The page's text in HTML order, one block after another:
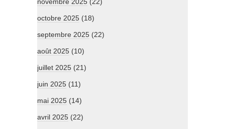
novembre 2025 (22)
octobre 2025 (18)
septembre 2025 (22)
août 2025 (10)
juillet 2025 (21)
juin 2025 (11)
mai 2025 (14)
avril 2025 (22)